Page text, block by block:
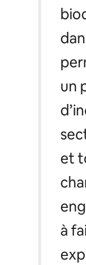
un
et
à